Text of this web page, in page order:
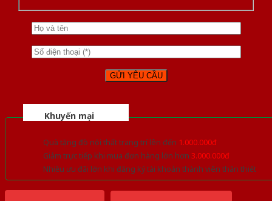
Khuyến mại
Quà tặng đồ nội thất trang trí lên đến 1.000.000đ
Giảm trực tiếp khi mua đơn hàng lớn hơn 3.000.000đ
Nhiều ưu đãi lớn khi đăng ký tài khoản thành viên thân thiết